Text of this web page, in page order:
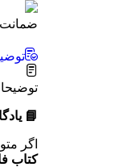
ضمانت
📘
اگر متولد دهه ۵۰، ۶۰ یا حتی اوایل ۷۰ باشید،
کتاب